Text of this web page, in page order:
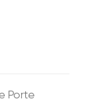
Porte